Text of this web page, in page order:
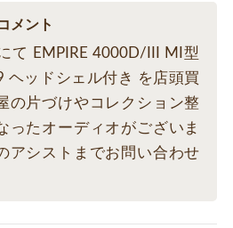
メント
て EMPIRE 4000D/III MI型
ヘッドシェル付き を店頭買
の片づけやコレクション整
ったオーディオがございま
アシストまでお問い合わせ